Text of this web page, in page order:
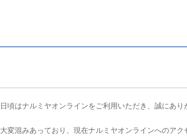
日頃はナルミヤオンラインをご利用いただき、誠にあり
大変混みあっており、現在ナルミヤオンラインへのアク